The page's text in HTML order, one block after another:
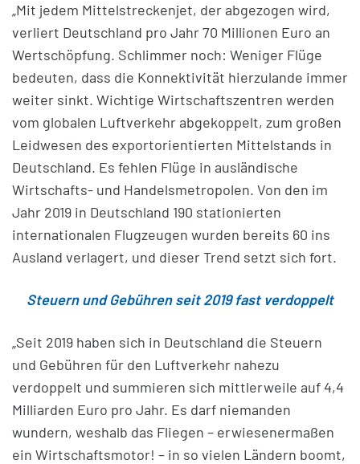
„Mit jedem Mittelstreckenjet, der abgezogen wird,
verliert Deutschland pro Jahr 70 Millionen Euro an
Wertschöpfung. Schlimmer noch: Weniger Flüge
bedeuten, dass die Konnektivität hierzulande immer
weiter sinkt. Wichtige Wirtschaftszentren werden
vom globalen Luftverkehr abgekoppelt, zum großen
Leidwesen des exportorientierten Mittelstands in
Deutschland. Es fehlen Flüge in ausländische
Wirtschafts- und Handelsmetropolen. Von den im
Jahr 2019 in Deutschland 190 stationierten
internationalen Flugzeugen wurden bereits 60 ins
Ausland verlagert, und dieser Trend setzt sich fort.
Steuern und Gebühren seit 2019 fast verdoppelt
„Seit 2019 haben sich in Deutschland die Steuern
und Gebühren für den Luftverkehr nahezu
verdoppelt und summieren sich mittlerweile auf 4,4
Milliarden Euro pro Jahr. Es darf niemanden
wundern, weshalb das Fliegen – erwiesenermaßen
ein Wirtschaftsmotor! – in so vielen Ländern boomt,